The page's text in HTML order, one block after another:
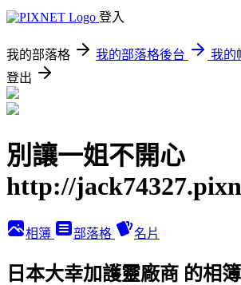
登入
我的部落格 我的部落格後台
我的
登出
別讓一姐不開心
http://
相簿 部落格 名片
日本大幸加護靈廠商 的相